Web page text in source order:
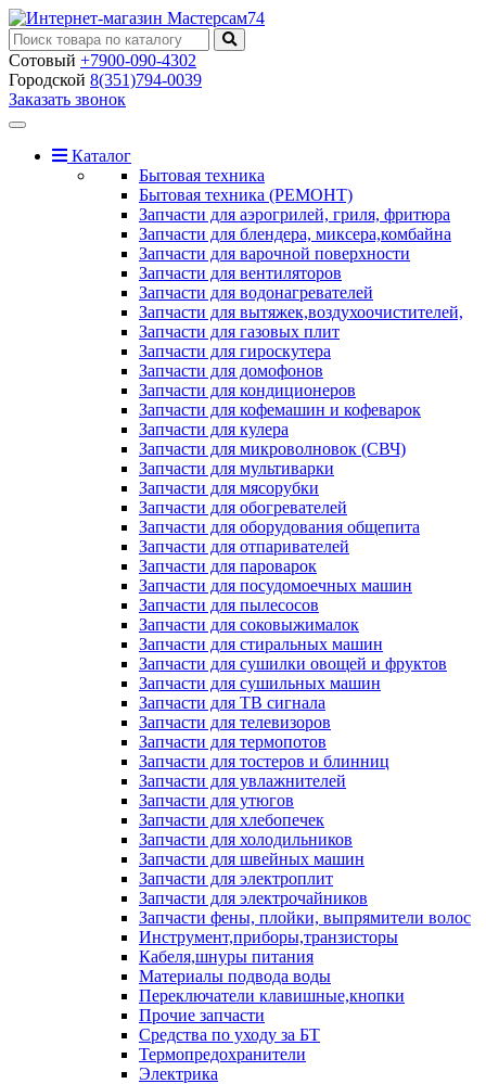
Сотовый +7900-090-4302
Городской 8(351)794-0039
Заказать звонок
Toggle
navigationКаталог
Бытовая техника
Бытовая техника (РЕМОНТ)
Запчасти для аэрогрилей, гриля, фритюра
Запчасти для блендера, миксера,комбайна
Запчасти для варочной поверхности
Запчасти для вентиляторов
Запчасти для водонагревателей
Запчасти для вытяжек,воздухоочистителей,
Запчасти для газовых плит
Запчасти для гироскутера
Запчасти для домофонов
Запчасти для кондиционеров
Запчасти для кофемашин и кофеварок
Запчасти для кулера
Запчасти для микроволновок (СВЧ)
Запчасти для мультиварки
Запчасти для мясорубки
Запчасти для обогревателей
Запчасти для оборудования общепита
Запчасти для отпаривателей
Запчасти для пароварок
Запчасти для посудомоечных машин
Запчасти для пылесосов
Запчасти для соковыжималок
Запчасти для стиральных машин
Запчасти для сушилки овощей и фруктов
Запчасти для сушильных машин
Запчасти для ТВ сигнала
Запчасти для телевизоров
Запчасти для термопотов
Запчасти для тостеров и блинниц
Запчасти для увлажнителей
Запчасти для утюгов
Запчасти для хлебопечек
Запчасти для холодильников
Запчасти для швейных машин
Запчасти для электроплит
Запчасти для электрочайников
Запчасти фены, плойки, выпрямители волос
Инструмент,приборы,транзисторы
Кабеля,шнуры питания
Материалы подвода воды
Переключатели клавишные,кнопки
Прочие запчасти
Средства по уходу за БТ
Термопредохранители
Электрика